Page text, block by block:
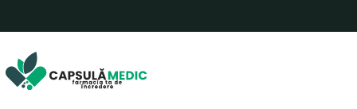
conținut